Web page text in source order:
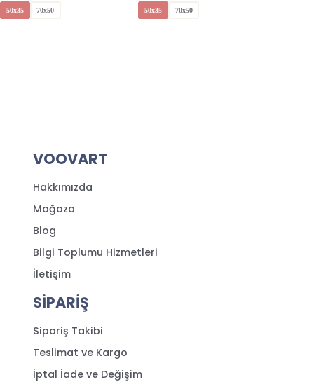
50x35 70x50 50x35 70x50
VOOVART
Hakkımızda
Mağaza
Blog
Bilgi Toplumu Hizmetleri
İletişim
SİPARİŞ
Sipariş Takibi
Teslimat ve Kargo
İptal İade ve Değişim